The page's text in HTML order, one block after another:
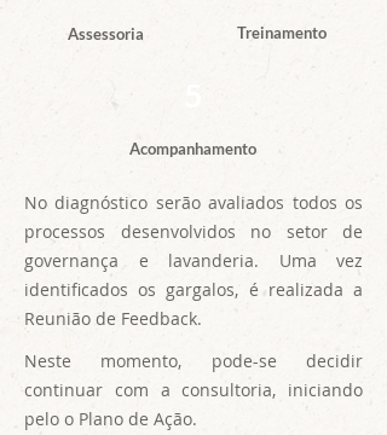
Assessoria Treinamento
Acompanhamento
No diagnóstico serão avaliados todos os
processos desenvolvidos no setor de
governança e lavanderia. Uma vez
identificados os gargalos, é realizada a
Reunião de Feedback.
Neste momento, pode-se decidir
continuar com a consultoria, iniciando
pelo o Plano de Ação.